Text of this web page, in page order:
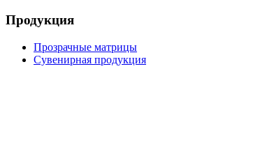
Продукция
Прозрачные матрицы
Сувенирная продукция